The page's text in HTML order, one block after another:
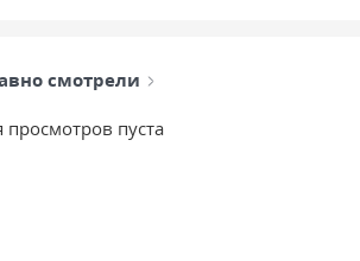
смотрели
просмотров пуста